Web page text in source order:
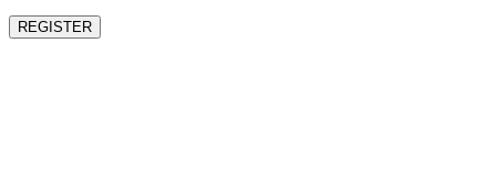
REGISTER